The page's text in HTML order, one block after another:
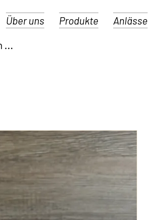
Über uns Produkte Anlässe